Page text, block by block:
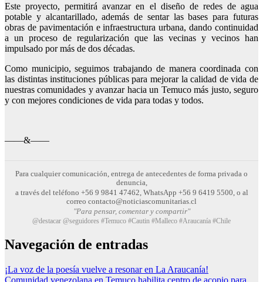
Este proyecto, permitirá avanzar en el diseño de redes de agua
potable y alcantarillado, además de sentar las bases para futuras
obras de pavimentación e infraestructura urbana, dando continuidad
a un proceso de regularización que las vecinas y vecinos han
impulsado por más de dos décadas.
Como municipio, seguimos trabajando de manera coordinada con
las distintas instituciones públicas para mejorar la calidad de vida de
nuestras comunidades y avanzar hacia un Temuco más justo, seguro
y con mejores condiciones de vida para todas y todos.
——&——
Para cualquier comunicación, entrega de antecedentes de forma privada o
denuncia,
a través del teléfono +56 9 9841 47462, WhatsApp +56 9 6419 5500, o al
correo contacto@noticiascomunitarias.cl
"Para pensar, comentar y compartir"
@destacar @seguidores #Temuco #Cautin #Malleco #Araucanía #Chile
Navegación de entradas
¡La voz de la poesía vuelve a resonar en La Araucanía!
Comunidad venezolana en Temuco habilita centro de acopio para